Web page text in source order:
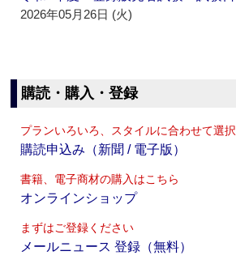
2026年05月26日 (火)
購読・購入・登録
プランいろいろ、スタイルに合わせて選択
購読申込み（新聞 / 電子版）
書籍、電子商材の購入はこちら
オンラインショップ
まずはご登録ください
メールニュース 登録（無料）